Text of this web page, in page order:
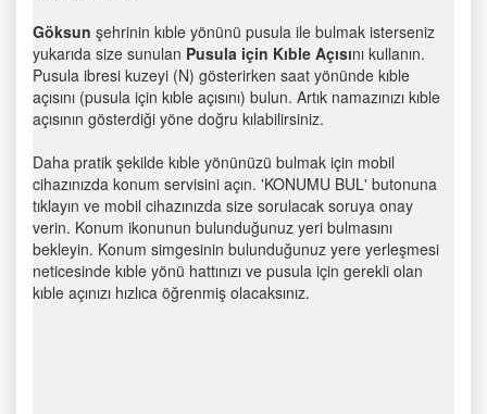
Göksun şehrinin kıble yönünü pusula ile bulmak isterseniz
yukarıda size sunulan Pusula için Kıble Açısını kullanın.
Pusula ibresi kuzeyi (N) gösterirken saat yönünde kıble
açısını (pusula için kıble açısını) bulun. Artık namazınızı kıble
açısının gösterdiği yöne doğru kılabilirsiniz.
Daha pratik şekilde kıble yönünüzü bulmak için mobil
cihazınızda konum servisini açın. 'KONUMU BUL' butonuna
tıklayın ve mobil cihazınızda size sorulacak soruya onay
verin. Konum ikonunun bulunduğunuz yeri bulmasını
bekleyin. Konum simgesinin bulunduğunuz yere yerleşmesi
neticesinde kıble yönü hattınızı ve pusula için gerekli olan
kıble açınızı hızlıca öğrenmiş olacaksınız.